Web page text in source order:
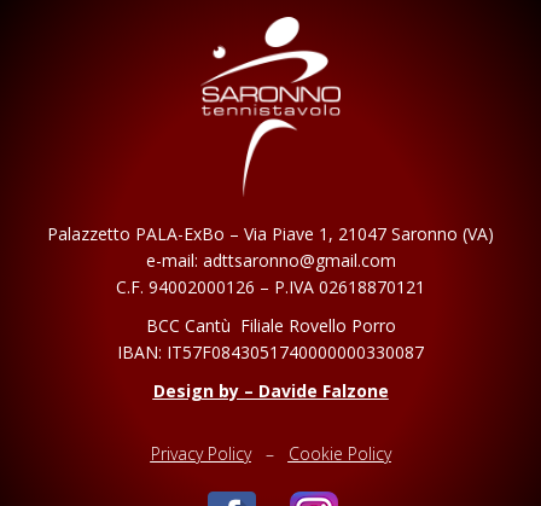
Palazzetto PALA-ExBo – Via Piave 1, 21047 Saronno (VA)
e-mail: adttsaronno@gmail.com
C.F. 94002000126 – P.IVA 02618870121
BCC Cantù Filiale Rovello Porro
IBAN: IT57F0843051740000000330087
Design by – Davide Falzone
Privacy Policy– Cookie Policy